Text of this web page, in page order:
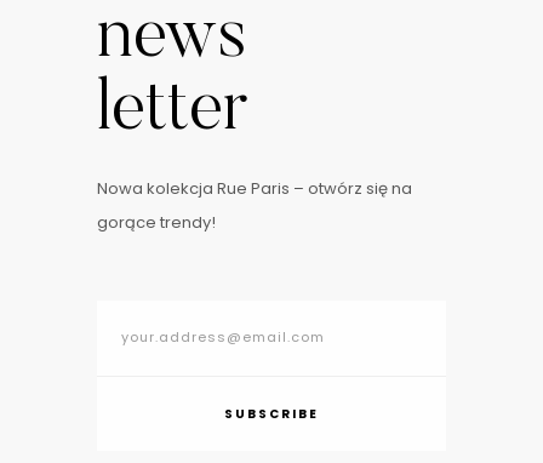
news
letter
Nowa kolekcja Rue Paris – otwórz się na
gorące trendy!
SUBSCRIBE